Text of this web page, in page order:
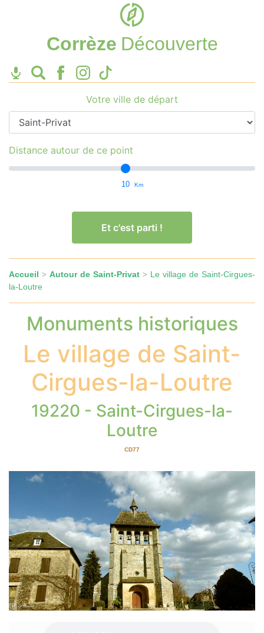
Corrèze Découverte
Votre ville de départ
Distance autour de ce point
10 Km
Et c'est parti !
Accueil > Autour de Saint-Privat > Le village de Saint-Cirgues-
la-Loutre
Monuments historiques
Le village de Saint-
Cirgues-la-Loutre
19220 - Saint-Cirgues-la-
Loutre
CD77